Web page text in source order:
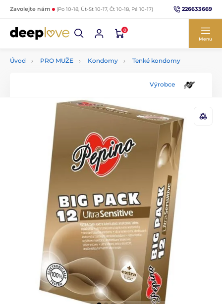
Zavolejte nám (Po 10-18, Út-St 10-17, Čt 10-18, Pá 10-17) 226633669
0
Menu
Úvod PRO MUŽE Kondomy Tenké kondomy
Výrobce